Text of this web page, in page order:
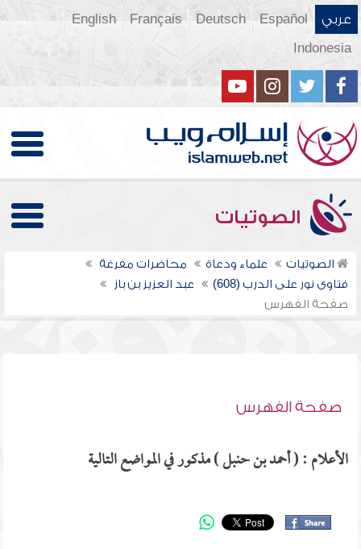
عربي Español
Deutsch
Français
English
Indonesia
الصوتيات
الصوتيات علماء ودعاة
محاضرات مفرغة
فتاوى نور على الدرب (608)
عبد العزيز بن باز
صفحة الفهرس
صفحة الفهرس
الأعلام : ( أحمد بن حنبل ) مذكور في المواضع التالية